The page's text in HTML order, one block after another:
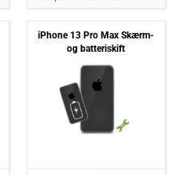
iPhone 13 Pro Max Skærm-
og batteriskift